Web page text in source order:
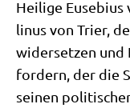
Hei­li­ge
li­nus von Trier,
wider­set­zen und
for­dern, der die
sei­nen